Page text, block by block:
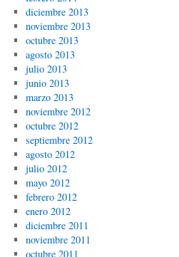
diciembre 2013
noviembre 2013
octubre 2013
agosto 2013
julio 2013
junio 2013
marzo 2013
noviembre 2012
octubre 2012
septiembre 2012
agosto 2012
julio 2012
mayo 2012
febrero 2012
enero 2012
diciembre 2011
noviembre 2011
octubre 2011